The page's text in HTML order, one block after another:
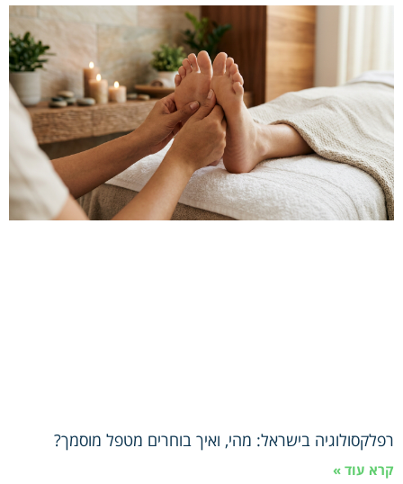
רפלקסולוגיה בישראל: מהי, ואיך בוחרים מטפל מוסמך?
קרא עוד »